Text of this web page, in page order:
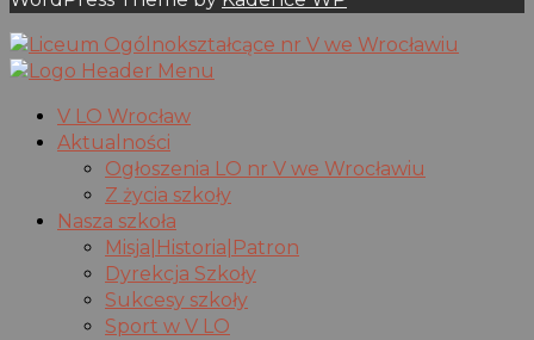
V LO Wrocław
Aktualności
Ogłoszenia LO nr V we Wrocławiu
Z życia szkoły
Nasza szkoła
Misja|Historia|Patron
Dyrekcja Szkoły
Sukcesy szkoły
Sport w V LO